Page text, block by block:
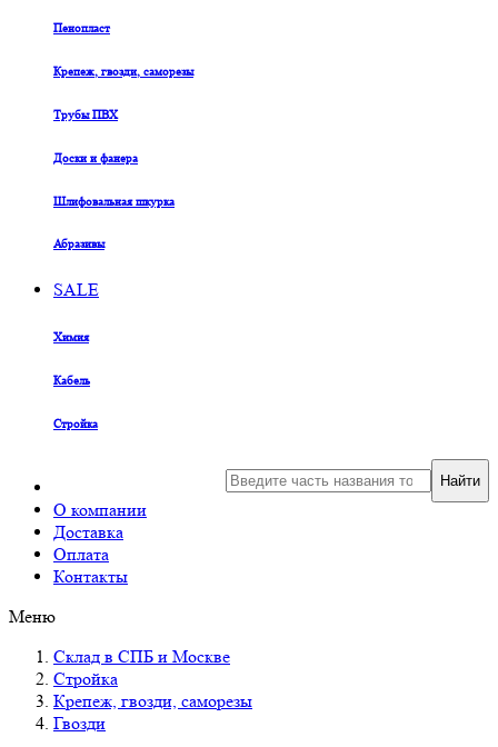
Пенопласт
Крепеж, гвозди, саморезы
Трубы ПВХ
Доски и фанера
Шлифовальная шкурка
Абразивы
SALE
Химия
Кабель
Стройка
О компании
Доставка
Оплата
Контакты
Найти
Меню
Склад в СПБ и Москве
Стройка
Крепеж, гвозди, саморезы
Гвозди